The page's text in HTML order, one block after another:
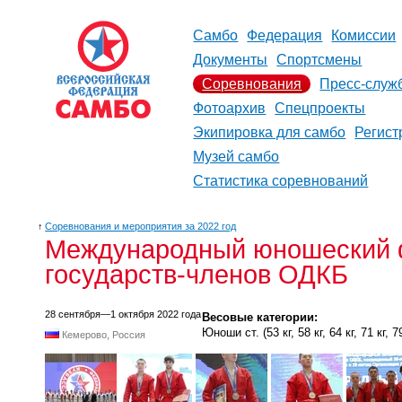
Самбо Федерация
Комиссии
Документы
Спортсмены
Соревнования
Пресс-
Фотоархив
Спецпроекты
Экипировка для самбо
Музей самбо
Статистика соревнований
↑ Соревнования и мероприятия за 2022 год
Международный юношеский
государств-членов ОДКБ
28 сентября—1 октября 2022 года
Кемерово, Россия
Весовые категории:
Юноши ст. (53 кг, 58 кг, 64 кг, 71 кг,